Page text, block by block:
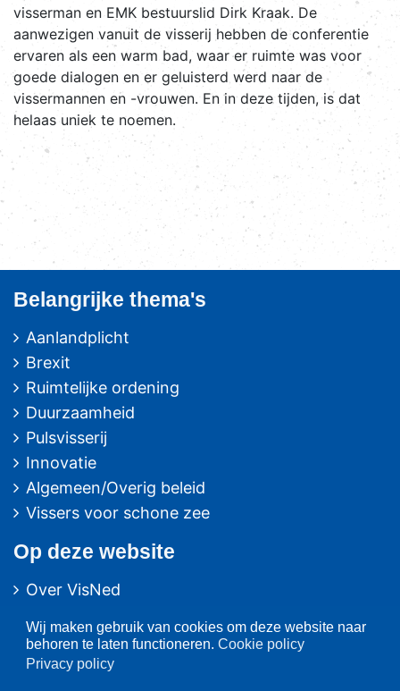
Wij maken gebruik van cookies om deze website naar
behoren te laten functioneren. Cookie policy
Privacy policy
visserman en EMK bestuurslid Dirk Kraak. De
aanwezigen vanuit de visserij hebben de conferentie
ervaren als een warm bad, waar er ruimte was voor
goede dialogen en er geluisterd werd naar de
vissermannen en -vrouwen. En in deze tijden, is dat
helaas uniek te noemen.
Belangrijke thema's
Aanlandplicht
Brexit
Ruimtelijke ordening
Duurzaamheid
Pulsvisserij
Innovatie
Algemeen/Overig beleid
Vissers voor schone zee
Op deze website
Over VisNed
Vertegenwoordiging
Contact